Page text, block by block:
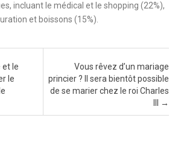
incluant le médical et le shopping (22%),
et boissons (15%).
et le
le
Vous rêvez d’un mariage
princier ? Il sera bientôt possible
de se marier chez le roi Charles
→